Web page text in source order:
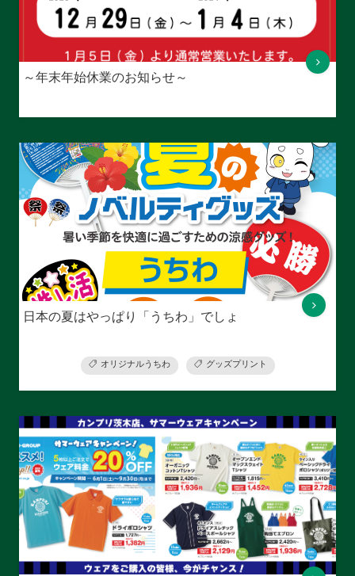
～年末年始休業のお知らせ～
日本の夏はやっぱり「うちわ」でしょ
オリジナルうちわ グッズプリント